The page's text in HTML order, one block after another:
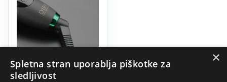
×
Spletna stran uporablja piškotke za
sledljivost